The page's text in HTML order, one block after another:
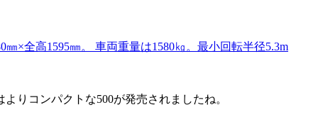
㎜×全高1595㎜。 車両重量は1580㎏。最小回転半径5.3m
りコンパクトな500が発売されましたね。